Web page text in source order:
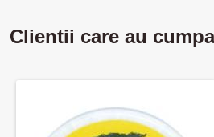
Clientii care au